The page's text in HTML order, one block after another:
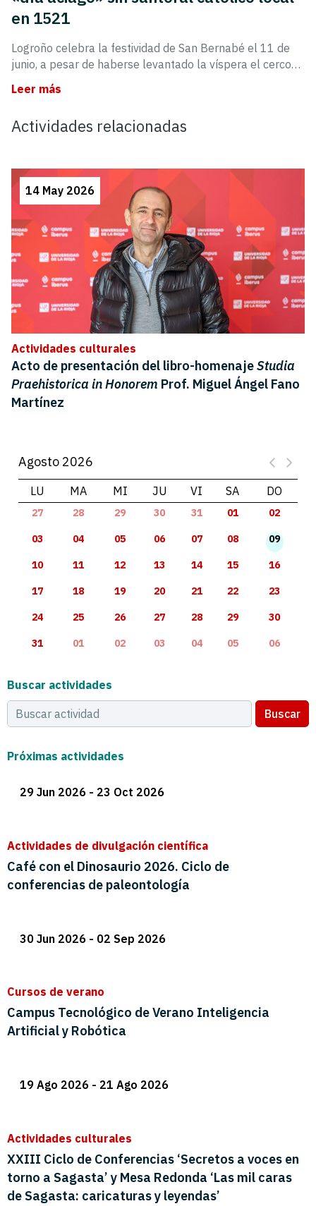
en 1521
Logroño celebra la festividad de San Bernabé el 11 de
junio, a pesar de haberse levantado la víspera el cerco…
Leer más
Actividades relacionadas
14 May 2026
Actividades culturales
Acto de presentación del libro-homenajeStudia
Praehistorica in Honorem Prof. Miguel Ángel Fano
Martínez
Agosto 2026
LU MA MI JU VI SA DO
27 28 29 30 31 01 02
03 04 05 06 07 08 09
10 11 12 13 14 15 16
17 18 19 20 21 22 23
24 25 26 27 28 29 30
31 01 02 03 04 05 06
Buscar actividades
Buscar
Próximas actividades